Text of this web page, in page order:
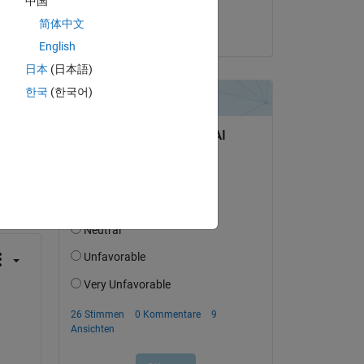
am 10 Jun. 2024
简体中文
English
日本 (日本語)
한국 (한국어)